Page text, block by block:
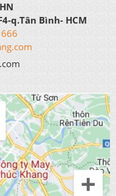
q.Tân Bình- HCM